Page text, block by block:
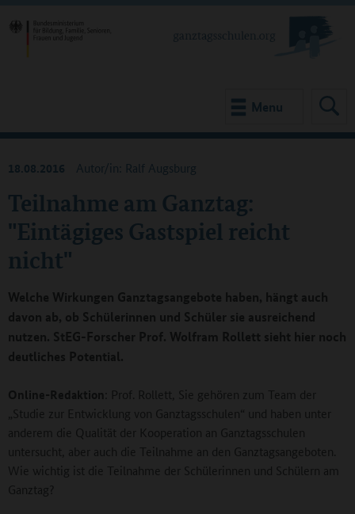
Menu
Teilnahme am Ganztag:
"Eintägiges Gastspiel reicht
nicht"
18.08.2016 Autor/in: Ralf Augsburg
Welche Wirkungen Ganztagsangebote haben, hängt auch
davon ab, ob Schülerinnen und Schüler sie ausreichend
nutzen. StEG-Forscher Prof. Wolfram Rollett sieht hier noch
deutliches Potential.
Online-Redaktion : Prof. Rollett, Sie gehören zum Team der
„Studie zur Entwicklung von Ganztagsschulen“ und haben unter
anderem die Qualität der Kooperation an Ganztagsschulen
untersucht, aber auch die Teilnahme an den Ganztagsangeboten.
Wie wichtig ist die Teilnahme der Schülerinnen und Schülern am
Ganztag?